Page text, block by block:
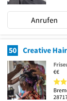
Anrufen
50 Creative
€€